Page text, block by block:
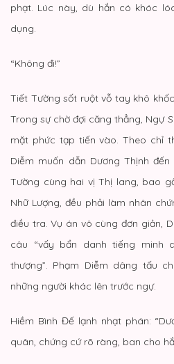
phạt. Lúc này, dù hắn có khóc
dụng.
“Không đi!”
Tiết Tường sốt ruột vỗ tay khô
Trong sự chờ đợi căng thẳng, Ngự
mặt phức tạp tiến vào. Theo chỉ
Diễm muốn dẫn Dương Thịnh
Tường cùng hai vị Thị lang, bao
Nhữ Lượng, đều phải làm nhân
điều tra. Vụ án vô cùng đơn giản,
câu “vấy bẩn danh tiếng minh
thượng”. Phạm Diễm dâng tấu
những người khác lên trước ngự.
Hiềm Bình Đế lạnh nhạt phán:
quân, chứng cứ rõ ràng, ban cho